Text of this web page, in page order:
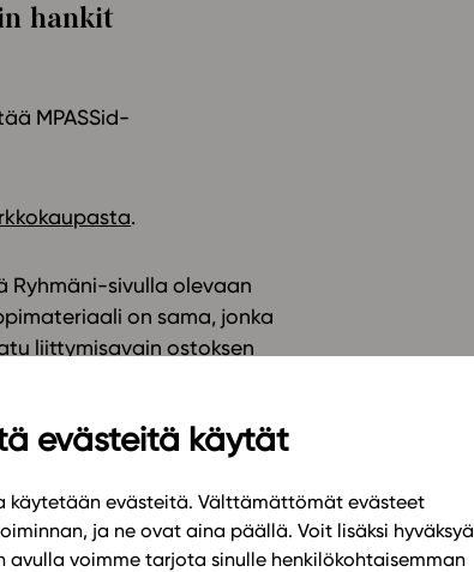
evästeitä käytät
käytetään evästeitä. Välttämättömät evästeet
ja ne ovat aina päällä. Voit lisäksi hyväksyä
avulla voimme tarjota sinulle henkilökohtaisemman
hankit
MPASSid-
.
Ryhmäni-sivulla olevaan
on sama, jonka
liittymisavain ostoksen
ja luottokortit.
kautta.